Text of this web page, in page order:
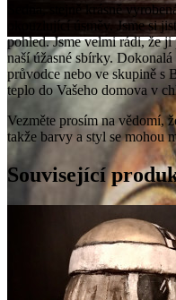
Sedna, stejně krásně
okouzlující úsměv. Jsme si
pohled. Jsme velmi rádi, že
naší úžasné sbírky.
průvodce nebo ve skupině s
teplo do Vašeho domova v
Vezměte prosím na vědomí,
takže barvy a styl se mohou
Související